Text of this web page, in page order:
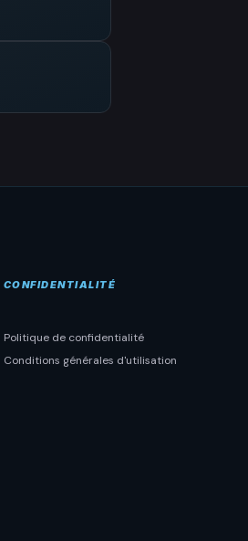
CONFIDENTIALITÉ
Politique de confidentialité
Conditions générales d'utilisation